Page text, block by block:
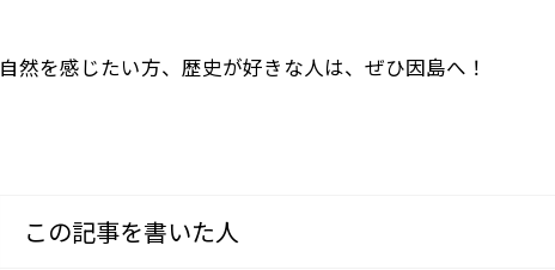
自然を感じたい方、歴史が好きな人は、ぜひ因島へ！
この記事を書いた人